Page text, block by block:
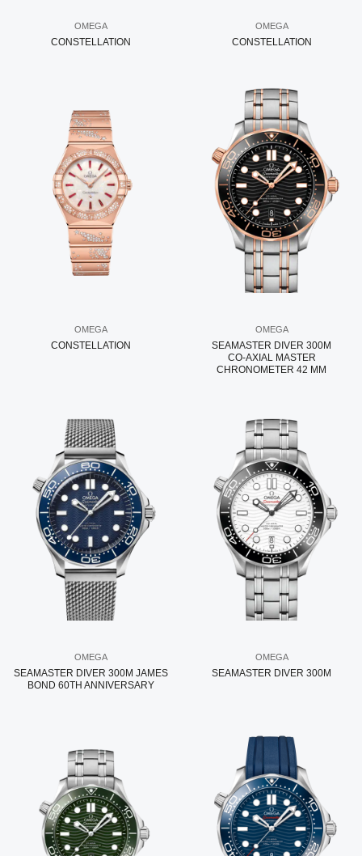
OMEGA
CONSTELLATION
OMEGA
CONSTELLATION
OMEGA
CONSTELLATION
OMEGA
SEAMASTER DIVER 300M
CO‑AXIAL MASTER
CHRONOMETER 42 MM
OMEGA
SEAMASTER DIVER 300M JAMES
BOND 60TH ANNIVERSARY
OMEGA
SEAMASTER DIVER 300M